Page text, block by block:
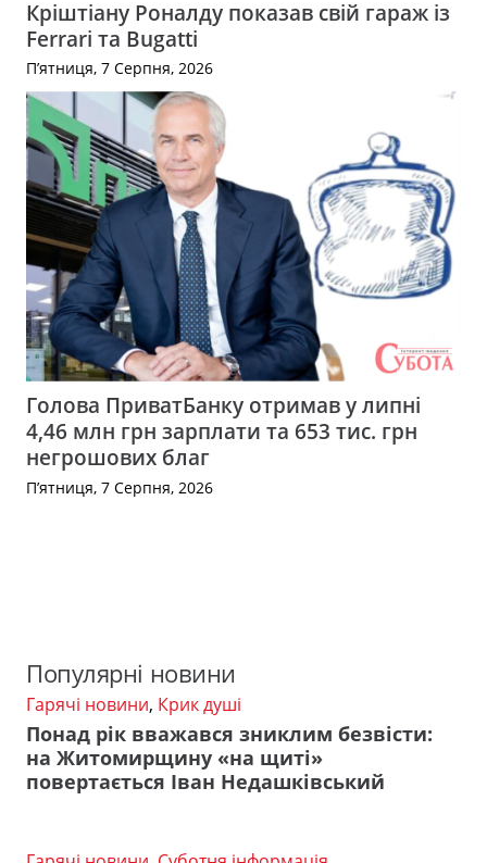
Кріштіану Роналду показав свій гараж із
Ferrari та Bugatti
П’ятниця, 7 Серпня, 2026
Голова ПриватБанку отримав у липні
4,46 млн грн зарплати та 653 тис. грн
негрошових благ
П’ятниця, 7 Серпня, 2026
Популярні новини
Гарячі новини, Крик душі
Понад рік вважався зниклим безвісти:
на Житомирщину «на щиті»
повертається Іван Недашківський